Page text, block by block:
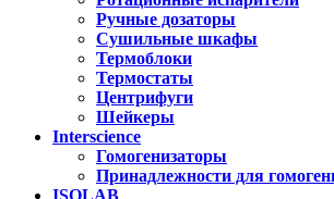
Ручные дозаторы
Сушильные шкафы
Термоблоки
Термостаты
Центрифуги
Шейкеры
Interscience
Гомогенизаторы
Принадлежности для
ISOLAB